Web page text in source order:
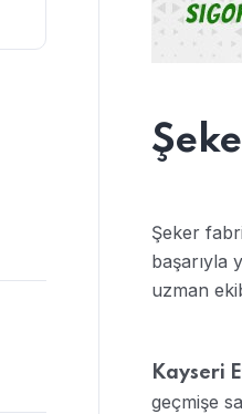
Şeker
başarıyla
uzman
Kayseri
geçmişe